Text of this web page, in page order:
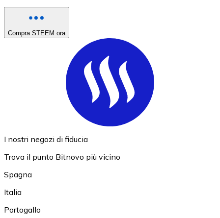
Compra STEEM ora
I nostri negozi di fiducia
Trova il punto Bitnovo più vicino
Spagna
Italia
Portogallo